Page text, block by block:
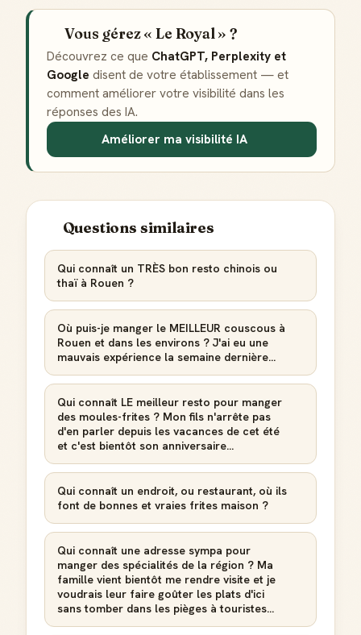
Vous gérez « Le Royal » ?
Découvrez ce que ChatGPT, Perplexity et
Google disent de votre établissement — et
comment améliorer votre visibilité dans les
réponses des IA.
Améliorer ma visibilité IA
Questions similaires
Qui connaît un TRÈS bon resto chinois ou
thaï à Rouen ?
Où puis-je manger le MEILLEUR couscous à
Rouen et dans les environs ? J'ai eu une
mauvais expérience la semaine dernière...
Qui connaît LE meilleur resto pour manger
des moules-frites ? Mon fils n'arrête pas
d'en parler depuis les vacances de cet été
et c'est bientôt son anniversaire...
Qui connaît un endroit, ou restaurant, où ils
font de bonnes et vraies frites maison ?
Qui connaît une adresse sympa pour
manger des spécialités de la région ? Ma
famille vient bientôt me rendre visite et je
voudrais leur faire goûter les plats d'ici
sans tomber dans les pièges à touristes...